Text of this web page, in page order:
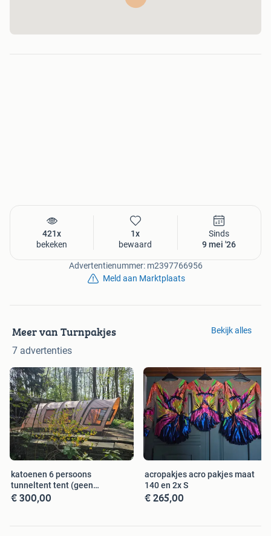
421x
bekeken
1x
bewaard
Sinds
9 mei '26
Advertentienummer: m2397766956
Meld aan Marktplaats
Meer van Turnpakjes
7 advertenties
Bekijk alles
katoenen 6 persoons
tunneltent tent (geen
gebreken)
€ 300,00
acropakjes acro pakjes maat
140 en 2x S
€ 265,00